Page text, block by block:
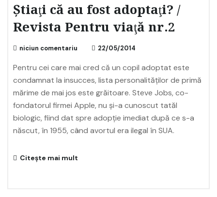
Ştiaţi că au fost adoptaţi? /
Revista Pentru viaţă nr.2
niciun comentariu 22/05/2014
Pentru cei care mai cred că un copil adoptat este
condamnat la insucces, lista personalităților de primă
mărime de mai jos este grăitoare. Steve Jobs, co-
fondatorul firmei Apple, nu şi-a cunoscut tatăl
biologic, fiind dat spre adopţie imediat după ce s-a
născut, în 1955, când avortul era ilegal în SUA.
Citește mai mult